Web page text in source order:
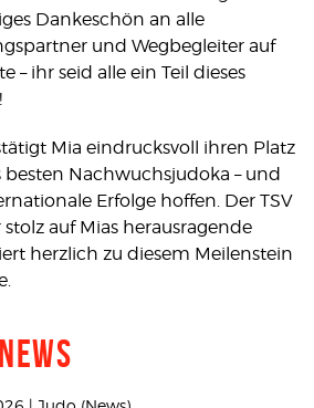
Dankeschön an alle
und Wegbegleiter auf
– ihr seid alle ein Teil dieses
Mia eindrucksvoll ihren Platz
Nachwuchsjudoka – und
Erfolge hoffen. Der TSV
auf Mias herausragende
herzlich zu diesem Meilenstein